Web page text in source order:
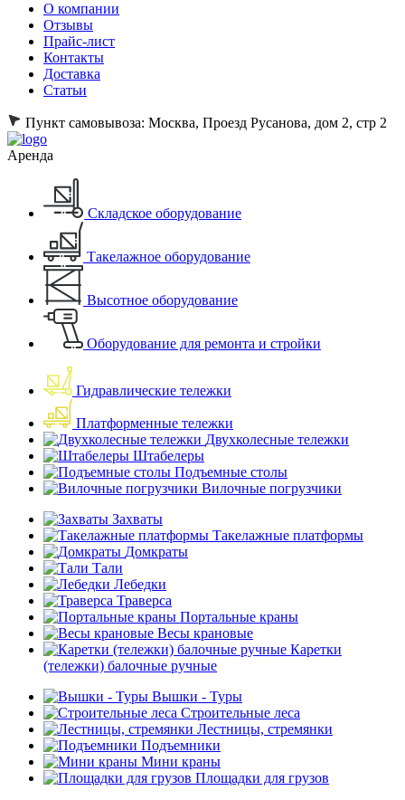
О компании
Отзывы
Прайс-лист
Контакты
Доставка
Статьи
Пункт самовывоза: Москва, Проезд Русанова, дом 2, стр 2
Аренда
Складское оборудование
Такелажное оборудование
Высотное оборудование
Оборудование для ремонта и стройки
Гидравлические тележки
Платформенные тележки
Двухколесные тележки
Штабелеры
Подъемные столы
Вилочные погрузчики
Захваты
Такелажные платформы
Домкраты
Тали
Лебедки
Траверса
Портальные краны
Весы крановые
Каретки
(тележки) балочные ручные
Вышки - Туры
Строительные леса
Лестницы, стремянки
Подъемники
Мини краны
Площадки для грузов